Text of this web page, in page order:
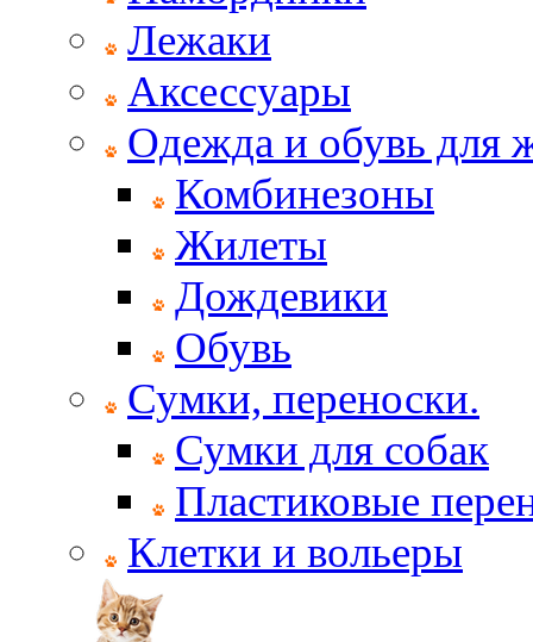
Лежаки
Аксессуары
Одежда и обувь для
Комбинезоны
Жилеты
Дождевики
Обувь
Сумки, переноски.
Сумки для собак
Пластиковые
Клетки и вольеры